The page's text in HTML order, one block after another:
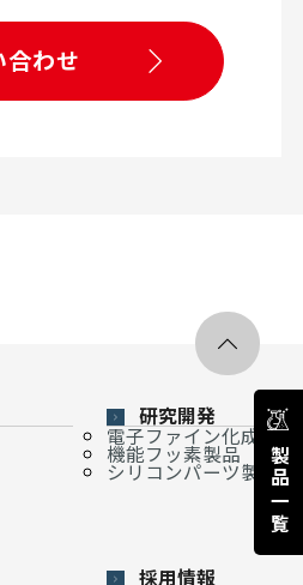
合わせ
製品一覧
研究開発
電子ファイン化成品
機能フッ素製品
シリコンパーツ製品
採用情報